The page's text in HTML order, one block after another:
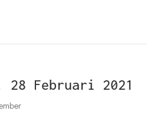
28 Februari 2021